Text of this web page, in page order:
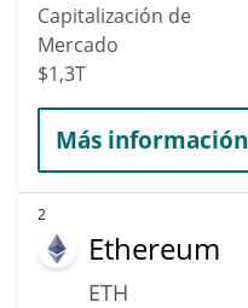
Capitalización de
Mercado
$1,3T
Más información
2
Ethereum
ETH